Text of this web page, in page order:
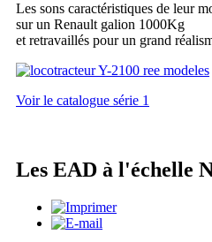
Les sons caractéristiques de leur
sur un Renault galion 1000Kg
et retravaillés pour un grand
Voir le catalogue série 1
Les EAD à l'échelle